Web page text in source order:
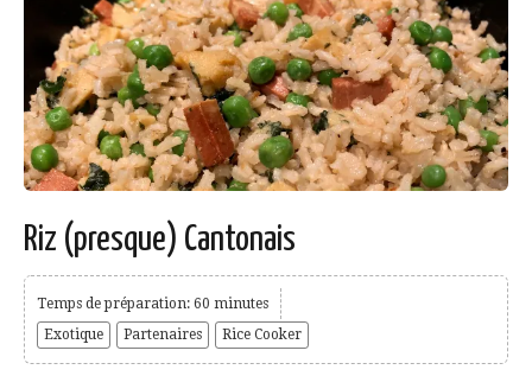
Riz (presque) Cantonais
Temps de préparation: 60 minutes
Exotique
Partenaires Rice Cooker